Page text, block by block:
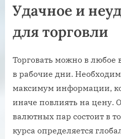
Удачное и
для торговли
Торговать можно в любое
в рабочие дни.
максимум информации,
иначе повлиять на цену.
валютных пар состоит в
курса определяется